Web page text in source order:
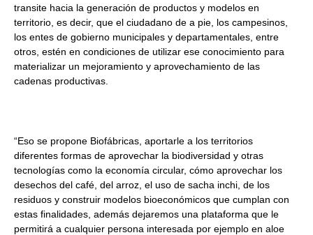
transite hacia la generación de productos y modelos en
territorio, es decir, que el ciudadano de a pie, los campesinos,
los entes de gobierno municipales y departamentales, entre
otros, estén en condiciones de utilizar ese conocimiento para
materializar un mejoramiento y aprovechamiento de las
cadenas productivas.
“Eso se propone Biofábricas, aportarle a los territorios
diferentes formas de aprovechar la biodiversidad y otras
tecnologías como la economía circular, cómo aprovechar los
desechos del café, del arroz, el uso de sacha inchi, de los
residuos y construir modelos bioeconómicos que cumplan con
estas finalidades, además dejaremos una plataforma que le
permitirá a cualquier persona interesada por ejemplo en aloe